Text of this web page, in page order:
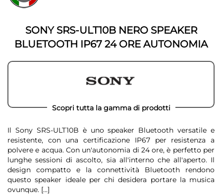
della
galleria
immaginiSONY SRS-ULT10B NERO SPEAKER
BLUETOOTH IP67 24 ORE AUTONOMIA
Scopri tutta la gamma di prodotti
Il Sony SRS-ULT10B è uno speaker Bluetooth versatile e
resistente, con una certificazione IP67 per resistenza a
polvere e acqua. Con un'autonomia di 24 ore, è perfetto per
lunghe sessioni di ascolto, sia all'interno che all'aperto. Il
design compatto e la connettività Bluetooth rendono
questo speaker ideale per chi desidera portare la musica
ovunque. [...]